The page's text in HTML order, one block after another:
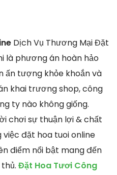
Dịch Vụ Thương Mại Đặt
là phương án hoàn hảo
ấn tượng khỏe khoắn và
khai trương shop, công
ty nào không giống.
chơi sự thuận lợi & chất
đặt hoa tuoi online
điểm nổi bật mang đến
Đặt Hoa Tươi Công